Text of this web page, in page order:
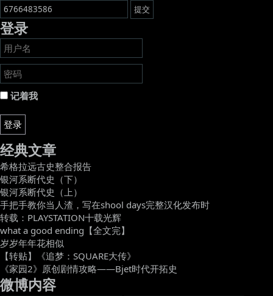
登录
记着我
登录
经典文章
希格拉远古史整合报告
银河系断代史（下）
银河系断代史（上）
手把手教你当人渣，写在shool days完整汉化发布时
转载：PLAYSTATION十载光辉
what a good ending【全文完】
岁岁年年花相似
【转贴】《追梦：SQUARE大传》
《家园2》原创剧情攻略——Bjet时代开拓史
微博内容